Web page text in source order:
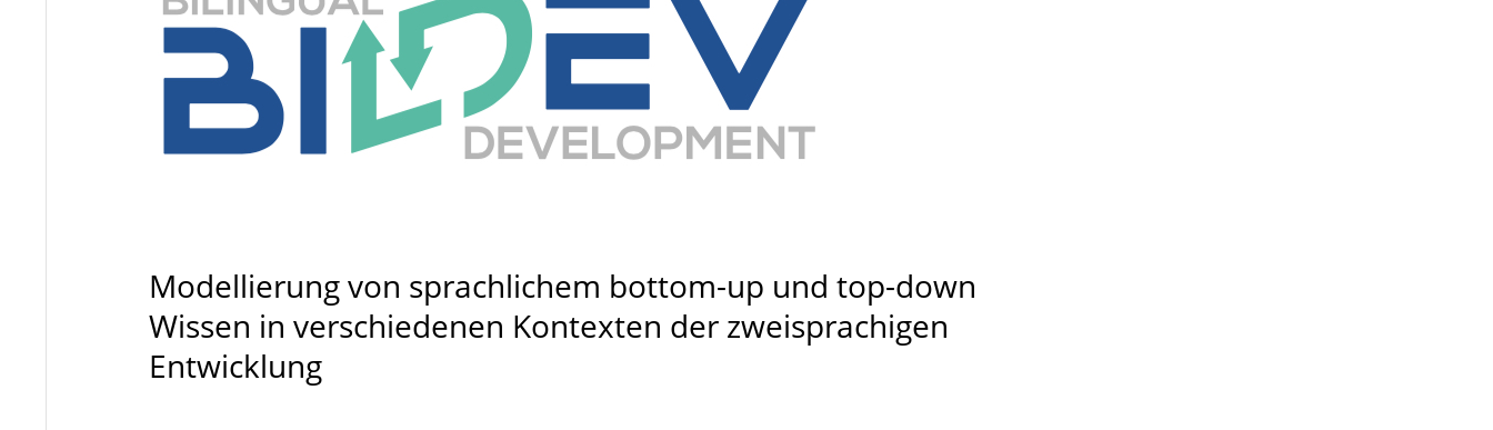
Modellierung von sprachlichem bottom-up und top-down
Wissen in verschiedenen Kontexten der zweisprachigen
Entwicklung